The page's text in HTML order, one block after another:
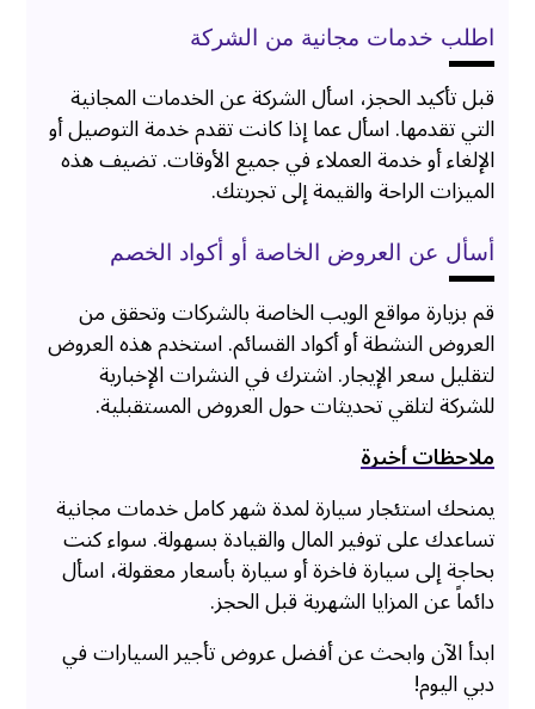
اطلب خدمات مجانية من الشركة
قبل تأكيد الحجز، اسأل الشركة عن الخدمات المجانية
التي تقدمها. اسأل عما إذا كانت تقدم خدمة التوصيل أو
الإلغاء أو خدمة العملاء في جميع الأوقات. تضيف هذه
الميزات الراحة والقيمة إلى تجربتك.
أسأل عن العروض الخاصة أو أكواد الخصم
قم بزيارة مواقع الويب الخاصة بالشركات وتحقق من
العروض النشطة أو أكواد القسائم. استخدم هذه العروض
لتقليل سعر الإيجار. اشترك في النشرات الإخبارية
للشركة لتلقي تحديثات حول العروض المستقبلية.
ملاحظات أخيرة
يمنحك استئجار سيارة لمدة شهر كامل خدمات مجانية
تساعدك على توفير المال والقيادة بسهولة. سواء كنت
بحاجة إلى سيارة فاخرة أو سيارة بأسعار معقولة، اسأل
دائماً عن المزايا الشهرية قبل الحجز.
ابدأ الآن وابحث عن أفضل عروض تأجير السيارات في
دبي اليوم!